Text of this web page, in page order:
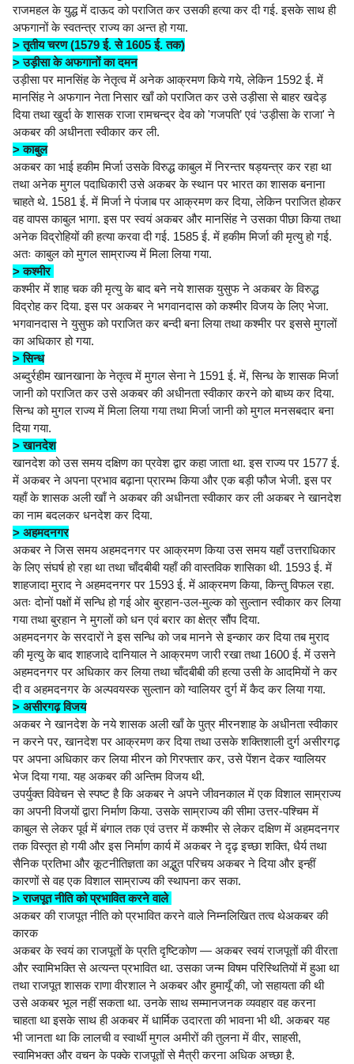
राजमहल के युद्ध में दाऊद को पराजित कर उसकी हत्या कर दी गई. इसके साथ ही
अफगानों के स्वतन्त्र राज्य का अन्त हो गया.
> तृतीय चरण (1579 ई. से 1605 ई. तक)
> उड़ीसा के अफगानों का दमन
उड़ीसा पर मानसिंह के नेतृत्व में अनेक आक्रमण किये गये, लेकिन 1592 ई. में
मानसिंह ने अफगान नेता निसार खाँ को पराजित कर उसे उड़ीसा से बाहर खदेड़
दिया तथा खुर्दा के शासक राजा रामचन्द्र देव को 'गजपति’ एवं ‘उड़ीसा के राजा' ने
अकबर की अधीनता स्वीकार कर ली.
> काबुल
अकबर का भाई हकीम मिर्जा उसके विरुद्ध काबुल में निरन्तर षड्यन्त्र कर रहा था
तथा अनेक मुगल पदाधिकारी उसे अकबर के स्थान पर भारत का शासक बनाना
चाहते थे. 1581 ई. में मिर्जा ने पंजाब पर आक्रमण कर दिया, लेकिन पराजित होकर
वह वापस काबुल भागा. इस पर स्वयं अकबर और मानसिंह ने उसका पीछा किया तथा
अनेक विद्रोहियों की हत्या करवा दी गई. 1585 ई. में हकीम मिर्जा की मृत्यु हो गई.
अतः काबुल को मुगल साम्राज्य में मिला लिया गया.
> कश्मीर
कश्मीर में शाह चक की मृत्यु के बाद बने नये शासक युसुफ ने अकबर के विरुद्ध
विद्रोह कर दिया. इस पर अकबर ने भगवानदास को कश्मीर विजय के लिए भेजा.
भगवानदास ने युसुफ को पराजित कर बन्दी बना लिया तथा कश्मीर पर इससे मुगलों
का अधिकार हो गया.
> सिन्ध
अब्दुर्रहीम खानखाना के नेतृत्व में मुगल सेना ने 1591 ई. में, सिन्ध के शासक मिर्जा
जानी को पराजित कर उसे अकबर की अधीनता स्वीकार करने को बाध्य कर दिया.
सिन्ध को मुगल राज्य में मिला लिया गया तथा मिर्जा जानी को मुगल मनसबदार बना
दिया गया.
> खानदेश
खानदेश को उस समय दक्षिण का प्रवेश द्वार कहा जाता था. इस राज्य पर 1577 ई.
में अकबर ने अपना प्रभाव बढ़ाना प्रारम्भ किया और एक बड़ी फौज भेजी. इस पर
यहाँ के शासक अली खाँ ने अकबर की अधीनता स्वीकार कर ली अकबर ने खानदेश
का नाम बदलकर धनदेश कर दिया.
> अहमदनगर
अकबर ने जिस समय अहमदनगर पर आक्रमण किया उस समय यहाँ उत्तराधिकार
के लिए संघर्ष हो रहा था तथा चाँदबीबी यहाँ की वास्तविक शासिका थी. 1593 ई. में
शाहजादा मुराद ने अहमदनगर पर 1593 ई. में आक्रमण किया, किन्तु विफल रहा.
अतः दोनों पक्षों में सन्धि हो गई ओर बुरहान-उल-मुल्क को सुल्तान स्वीकार कर लिया
गया तथा बुरहान ने मुगलों को धन एवं बरार का क्षेत्र सौंप दिया.
अहमदनगर के सरदारों ने इस सन्धि को जब मानने से इन्कार कर दिया तब मुराद
की मृत्यु के बाद शाहजादे दानियाल ने आक्रमण जारी रखा तथा 1600 ई. में उसने
अहमदनगर पर अधिकार कर लिया तथा चाँदबीबी की हत्या उसी के आदमियों ने कर
दी व अहमदनगर के अल्पवयस्क सुल्तान को ग्वालियर दुर्ग में कैद कर लिया गया.
> असीरगढ़ विजय
अकबर ने खानदेश के नये शासक अली खाँ के पुत्र मीरनशाह के अधीनता स्वीकार
न करने पर, खानदेश पर आक्रमण कर दिया तथा उसके शक्तिशाली दुर्ग असीरगढ़
पर अपना अधिकार कर लिया मीरन को गिरफ्तार कर, उसे पेंशन देकर ग्वालियर
भेज दिया गया. यह अकबर की अन्तिम विजय थी.
उपर्युक्त विवेचन से स्पष्ट है कि अकबर ने अपने जीवनकाल में एक विशाल साम्राज्य
का अपनी विजयों द्वारा निर्माण किया. उसके साम्राज्य की सीमा उत्तर-पश्चिम में
काबुल से लेकर पूर्व में बंगाल तक एवं उत्तर में कश्मीर से लेकर दक्षिण में अहमदनगर
तक विस्तृत हो गयी और इस निर्माण कार्य में अकबर ने दृढ़ इच्छा शक्ति, धैर्य तथा
सैनिक प्रतिभा और कूटनीतिज्ञता का अद्भुत परिचय अकबर ने दिया और इन्हीं
कारणों से वह एक विशाल साम्राज्य की स्थापना कर सका.
> राजपूत नीति को प्रभावित करने वाले
अकबर की राजपूत नीति को प्रभावित करने वाले निम्नलिखित तत्व थेअकबर की
कारक
अकबर के स्वयं का राजपूतों के प्रति दृष्टिकोण — अकबर स्वयं राजपूतों की वीरता
और स्वामिभक्ति से अत्यन्त प्रभावित था. उसका जन्म विषम परिस्थितियों में हुआ था
तथा राजपूत शासक राणा वीरशाल ने अकबर और हुमायूँ की, जो सहायता की थी
उसे अकबर भूल नहीं सकता था. उनके साथ सम्मानजनक व्यवहार वह करना
चाहता था इसके साथ ही अकबर में धार्मिक उदारता की भावना भी थी. अकबर यह
भी जानता था कि लालची व स्वार्थी मुगल अमीरों की तुलना में वीर, साहसी,
स्वामिभक्त और वचन के पक्के राजपूतों से मैत्री करना अधिक अच्छा है.